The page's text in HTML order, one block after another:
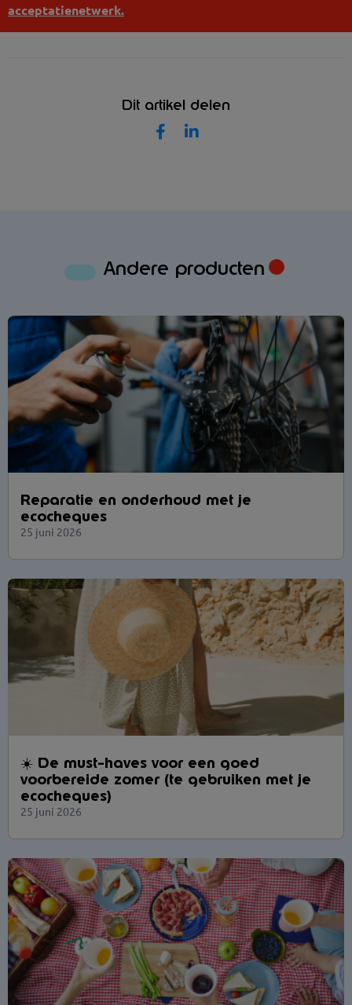
acceptatienetwerk.
Dit artikel delen
Andere producten
Reparatie en onderhoud met je
ecocheques
25 juni 2026
☀️ De must-haves voor een goed
voorbereide zomer (te gebruiken met je
ecocheques)
25 juni 2026